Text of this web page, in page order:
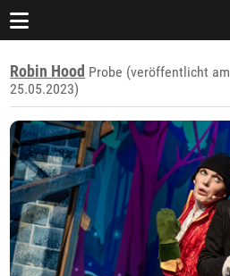
Robin Hood Probe (veröffentlicht am
25.05.2023)